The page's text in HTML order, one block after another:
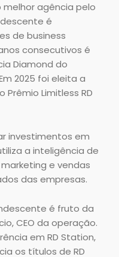
agência pelo
é
de business
consecutivos é
Diamond do
2025 foi eleita a
Prêmio Limitless RD
investimentos em
a inteligência de
e vendas
das empresas.
é fruto da
CEO da operação.
em RD Station,
os títulos de RD